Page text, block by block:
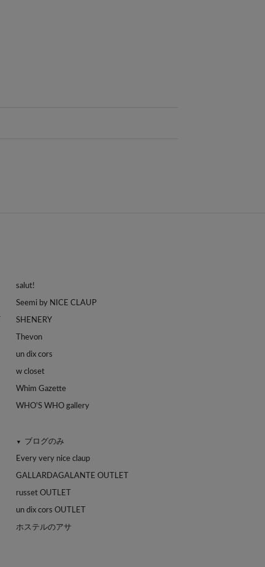
salut!
Seemi by NICE CLAUP
SHENERY
Thevon
un dix cors
w closet
Whim Gazette
WHO'S WHO gallery
▼ ブログのみ
Every very nice claup
GALLARDAGALANTE OUTLET
russet OUTLET
un dix cors OUTLET
ホステルのアサ